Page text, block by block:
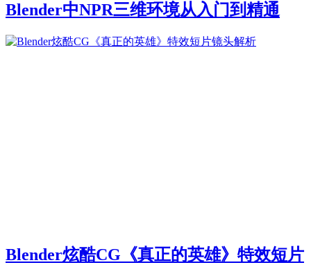
Blender中NPR三维环境从入门到精通
Blender炫酷CG《真正的英雄》特效短片